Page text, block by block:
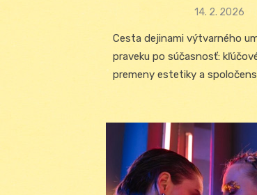
Posted
14. 2. 2026
Cesta dejinami výtvarného
praveku po súčasnosť:
premeny estetiky a